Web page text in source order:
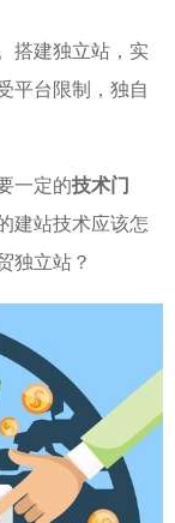
搭建独立站，实
平台限制，独自
一定的技术门
建站技术应该怎
独立站？